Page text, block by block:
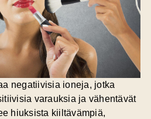
negatiivisia ioneja, jotka
varauksia ja vähentävät
hiuksista kiiltävämpiä,